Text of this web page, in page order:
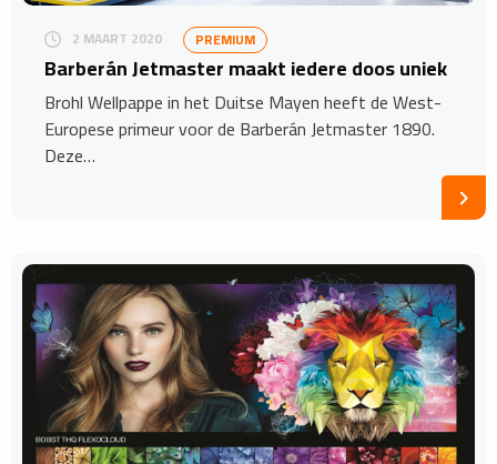
2 MAART 2020 PREMIUM
Barberán Jetmaster maakt iedere doos uniek
Brohl Wellpappe in het Duitse Mayen heeft de West-
Europese primeur voor de Barberán Jetmaster 1890.
Deze…